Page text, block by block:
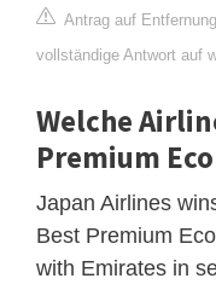
Antrag auf
vollständige Antwort auf
Welche
Premium
Japan Airlines
Best Premium
with Emirates in